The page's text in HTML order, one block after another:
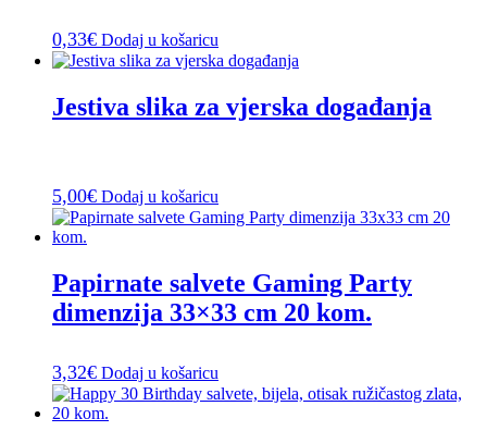
0,33€ Dodaj u košaricu
Jestiva slika za vjerska događanja
5,00€ Dodaj u košaricu
Papirnate salvete Gaming Party
dimenzija 33×33 cm 20 kom.
3,32€ Dodaj u košaricu